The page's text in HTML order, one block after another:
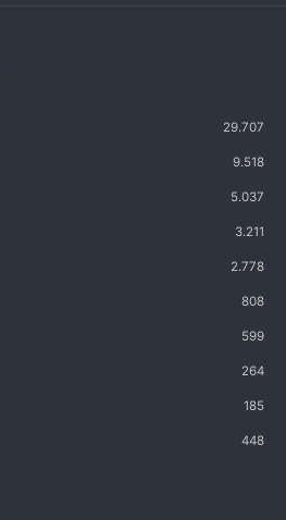
29.707
9.518
5.037
3.211
2.778
808
599
264
185
448